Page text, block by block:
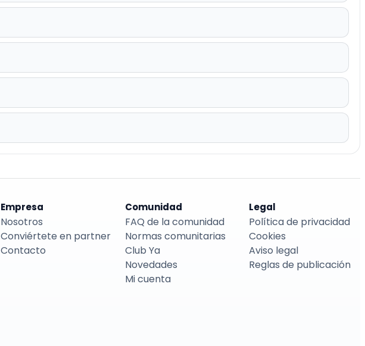
Empresa
Nosotros
Conviértete en partner
Contacto
Comunidad
FAQ de la comunidad
Normas comunitarias
Club Ya
Novedades
Mi cuenta
Legal
Política de privacidad
Cookies
Aviso legal
Reglas de publicación